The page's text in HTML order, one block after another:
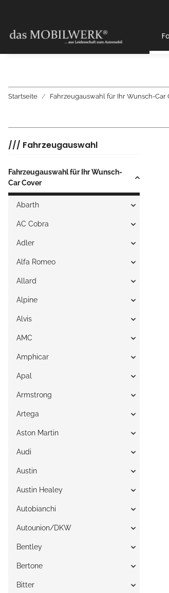
Startseite Fahrzeugauswahl für Ihr Wunsch-Car
/// Fahrzeugauswahl
Fahrzeugauswahl für Ihr Wunsch-
Car Cover
Abarth
AC Cobra
Adler
Alfa Romeo
Allard
Alpine
Alvis
AMC
Amphicar
Apal
Armstrong
Artega
Aston Martin
Audi
Austin
Austin Healey
Autobianchi
Autounion/DKW
Bentley
Bertone
Bitter